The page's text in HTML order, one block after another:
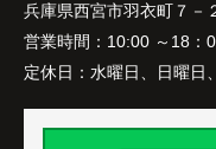
兵庫県西宮市羽衣町７－
営業時間： 10:00 ～18：
定休日： 水曜日、日曜日